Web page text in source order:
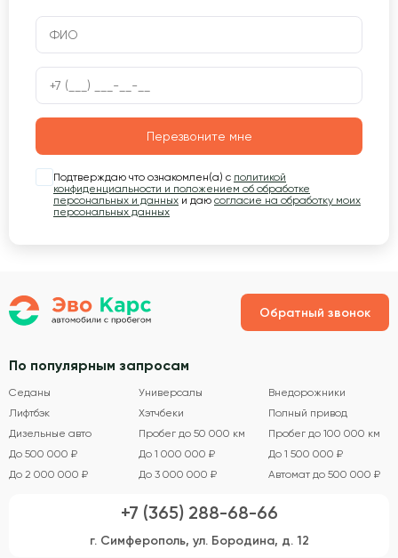
Перезвоните мне
Подтверждаю что ознакомлен(а) с политикой
конфиденциальности и положением об обработке
персональных и данных и даю согласие на обработку моих
персональных данных
Обратный звонок
По популярным запросам
Седаны Универсалы
Внедорожники
Лифтбэк
Хэтчбеки
Полный привод
Дизельные авто
Пробег до 50 000 км
Пробег до 100 000 км
До 500 000 ₽
До 1 000 000 ₽
До 1 500 000 ₽
До 2 000 000 ₽
До 3 000 000 ₽ Автомат до 500 000 ₽
+7 (365) 288-68-66
г. Симферополь, ул. Бородина, д. 12